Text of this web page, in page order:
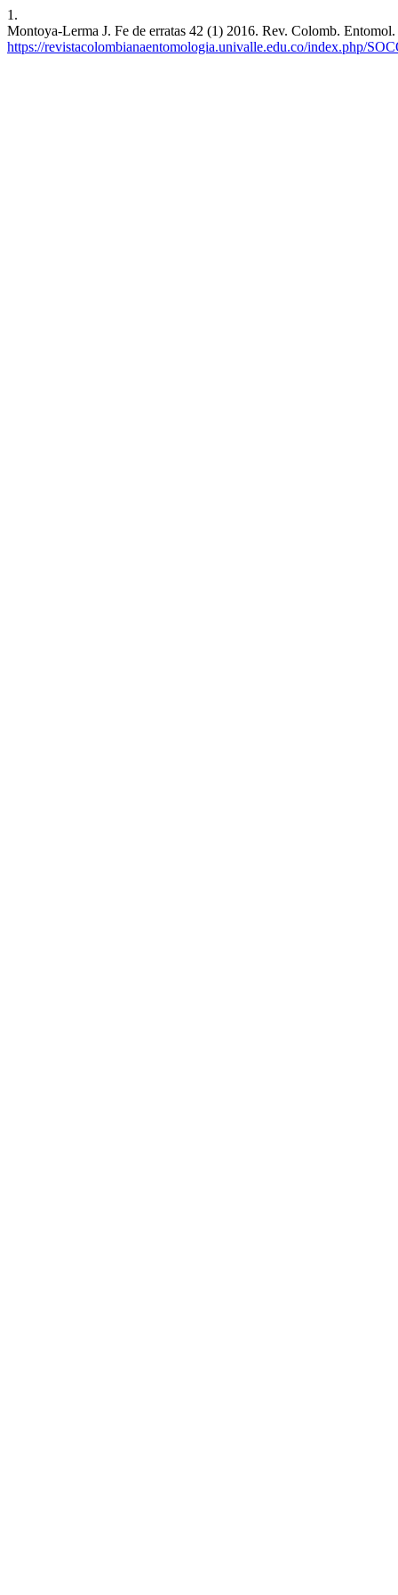
1.
Montoya-Lerma J. Fe de erratas 42 (1) 2016. Rev. Colomb.
https://revistacolombianaentomologia.univalle.edu.co/index.php/